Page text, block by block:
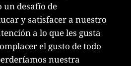
un desafío de
y satisfacer a nuestro
a lo que les gusta
el gusto de todo
nuestra